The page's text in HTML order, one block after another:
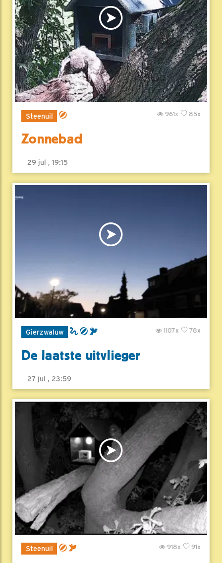
Steenuil 85x
961x
Zonnebad
29 jul , 19:15
Gierzwaluw 78x
1107x
De laatste uitvlieger
27 jul , 23:59
Steenuil 91x
918x